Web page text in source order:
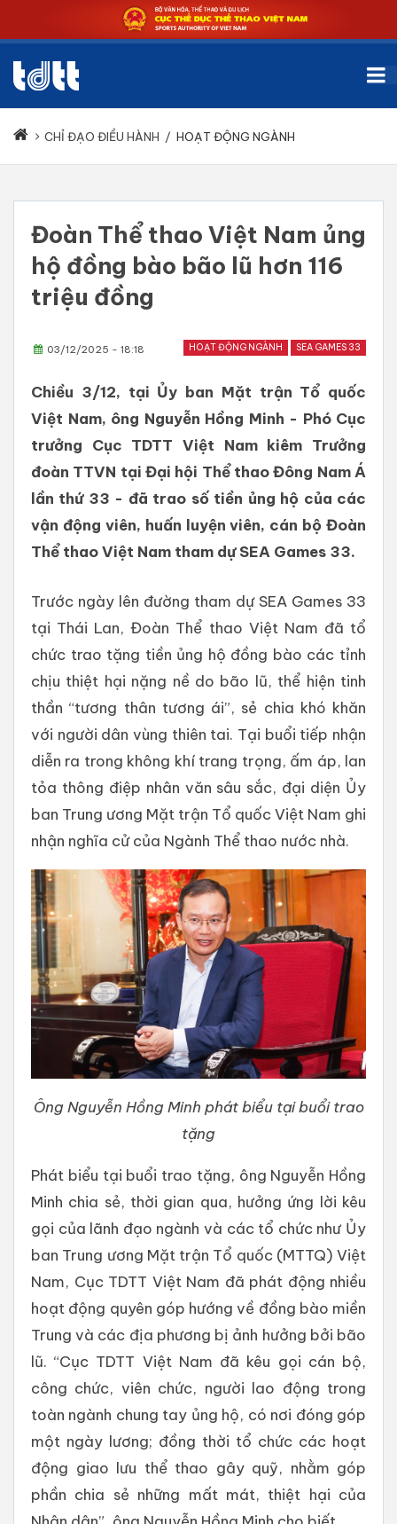
CHỈ ĐẠO ĐIỀU HÀNH / HOẠT ĐỘNG NGÀNH
Đoàn Thể thao Việt Nam ủng
hộ đồng bào bão lũ hơn 116
triệu đồng
HOẠT ĐỘNG NGÀNH SEA GAMES 33
03/12/2025 - 18:18
Chiều 3/12, tại Ủy ban Mặt trận Tổ quốc
Việt Nam, ông Nguyễn Hồng Minh - Phó Cục
trưởng Cục TDTT Việt Nam kiêm Trưởng
đoàn TTVN tại Đại hội Thể thao Đông Nam Á
lần thứ 33 - đã trao số tiền ủng hộ của các
vận động viên, huấn luyện viên, cán bộ Đoàn
Thể thao Việt Nam tham dự SEA Games 33.
Trước ngày lên đường tham dự SEA Games 33
tại Thái Lan, Đoàn Thể thao Việt Nam đã tổ
chức trao tặng tiền ủng hộ đồng bào các tỉnh
chịu thiệt hại nặng nề do bão lũ, thể hiện tinh
thần “tương thân tương ái”, sẻ chia khó khăn
với người dân vùng thiên tai. Tại buổi tiếp nhận
diễn ra trong không khí trang trọng, ấm áp, lan
tỏa thông điệp nhân văn sâu sắc, đại diện Ủy
ban Trung ương Mặt trận Tổ quốc Việt Nam ghi
nhận nghĩa cử của Ngành Thể thao nước nhà.
Ông Nguyễn Hồng Minh phát biểu tại buổi trao
tặng
Phát biểu tại buổi trao tặng, ông Nguyễn Hồng
Minh chia sẻ, thời gian qua, hưởng ứng lời kêu
gọi của lãnh đạo ngành và các tổ chức như Ủy
ban Trung ương Mặt trận Tổ quốc (MTTQ) Việt
Nam, Cục TDTT Việt Nam đã phát động nhiều
hoạt động quyên góp hướng về đồng bào miền
Trung và các địa phương bị ảnh hưởng bởi bão
lũ. “Cục TDTT Việt Nam đã kêu gọi cán bộ,
công chức, viên chức, người lao động trong
toàn ngành chung tay ủng hộ, có nơi đóng góp
một ngày lương; đồng thời tổ chức các hoạt
động giao lưu thể thao gây quỹ, nhằm góp
phần chia sẻ những mất mát, thiệt hại của